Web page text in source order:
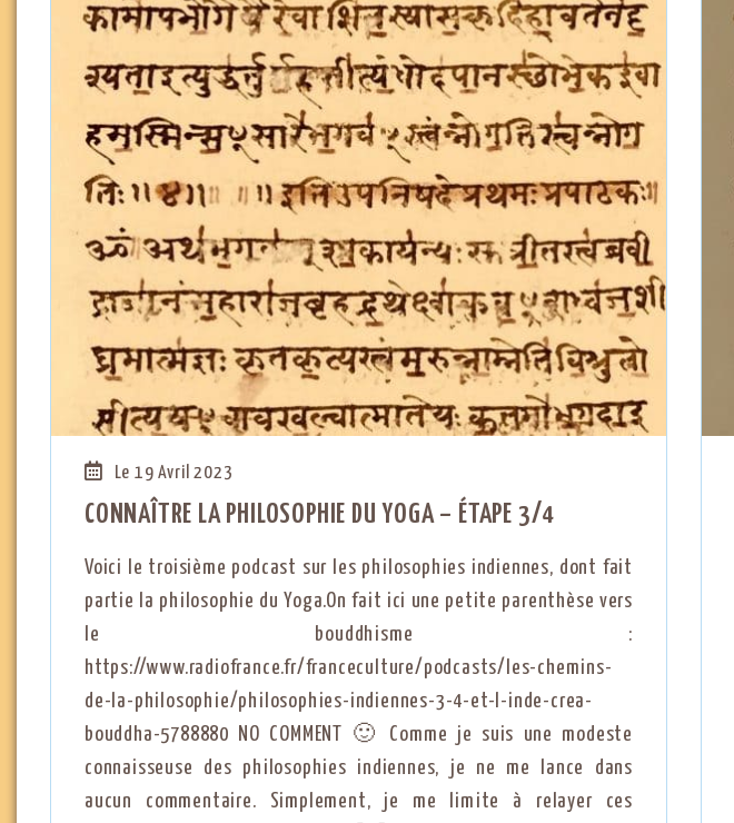
Le 19 Avril 2023
CONNAÎTRE LA PHILOSOPHIE DU YOGA – ÉTAPE 3/4
Voici le troisième podcast sur les philosophies indiennes, dont fait
partie la philosophie du Yoga.On fait ici une petite parenthèse vers
le bouddhisme :
https://www.radiofrance.fr/franceculture/podcasts/les-chemins-
de-la-philosophie/philosophies-indiennes-3-4-et-l-inde-crea-
bouddha-5788880 NO COMMENT 🙂 Comme je suis une modeste
connaisseuse des philosophies indiennes, je ne me lance dans
aucun commentaire. Simplement, je me limite à relayer ces